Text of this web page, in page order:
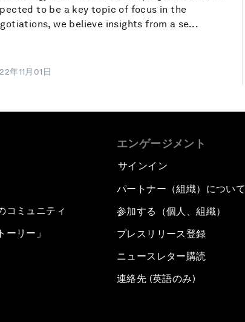
to be a key topic of focus in the
we believe insights from a se...
年11月01日
コミュニティ
ーリー」
エンゲージメント
サインイン
パートナー（組織）について
参加する（個人、組織）
プレスリリース登録
ニュースレター購読
連絡先 (英語のみ)